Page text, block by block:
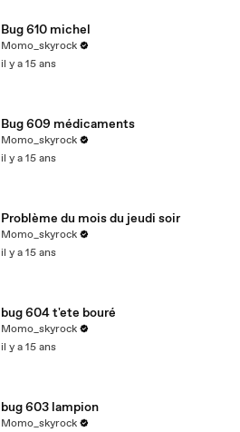
Bug 610 michel
Momo_skyrock
il y a 15 ans
Bug 609 médicaments
Momo_skyrock
il y a 15 ans
Problème du mois du jeudi soir
Momo_skyrock
il y a 15 ans
bug 604 t'ete bouré
Momo_skyrock
il y a 15 ans
bug 603 lampion
Momo_skyrock